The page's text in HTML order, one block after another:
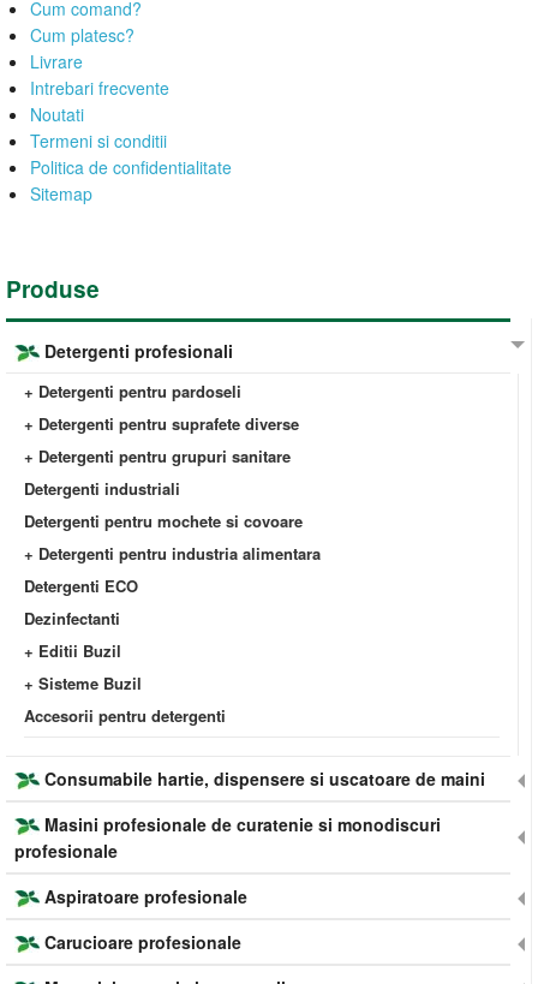
Cum comand?
Cum platesc?
Livrare
Intrebari frecvente
Noutati
Termeni si conditii
Politica de confidentialitate
Sitemap
Produse
Detergenti profesionali
+ Detergenti pentru pardoseli
+ Detergenti pentru suprafete diverse
+ Detergenti pentru grupuri sanitare
Detergenti industriali
Detergenti pentru mochete si covoare
+ Detergenti pentru industria alimentara
Detergenti ECO
Dezinfectanti
+ Editii Buzil
+ Sisteme Buzil
Accesorii pentru detergenti
Consumabile hartie, dispensere si uscatoare de maini
Masini profesionale de curatenie si monodiscuri
profesionale
Aspiratoare profesionale
Carucioare profesionale